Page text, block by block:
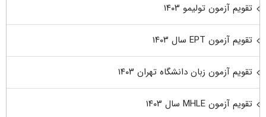
تقویم آزمون تولیمو ۱۴۰۳
تقویم آزمون EPT سال ۱۴۰۳
تقویم آزمون زبان دانشگاه تهران ۱۴۰۳
تقویم آزمون MHLE سال ۱۴۰۳